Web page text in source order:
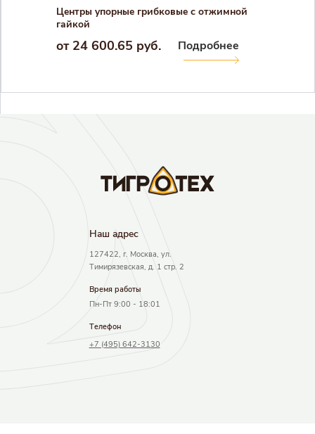
Центры упорные грибковые с отжимной
гайкой
от 24 600.65 руб. Подробнее
Наш адрec
127422, г. Москва, ул.
Тимирязевская, д. 1 стр. 2
Время работы
Пн-Пт 9:00 - 18:01
Телефон
+7 (495) 642-3130